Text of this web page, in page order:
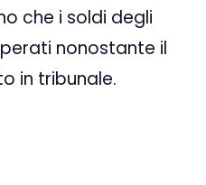
che i soldi degli
nonostante il
in tribunale.